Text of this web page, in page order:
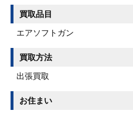
買取品目
エアソフトガン
買取方法
出張買取
お住まい